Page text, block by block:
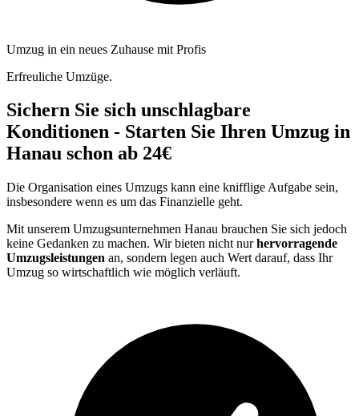
Umzug in ein neues Zuhause mit Profis
Erfreuliche Umzüge.
Sichern Sie sich unschlagbare
Konditionen - Starten Sie Ihren Umzug in
Hanau schon ab 24€
Die Organisation eines Umzugs kann eine knifflige Aufgabe sein,
insbesondere wenn es um das Finanzielle geht.
Mit unserem Umzugsunternehmen Hanau brauchen Sie sich jedoch
keine Gedanken zu machen. Wir bieten nicht nurhervorragende
Umzugsleistungen an, sondern legen auch Wert darauf, dass Ihr
Umzug so wirtschaftlich wie möglich verläuft.